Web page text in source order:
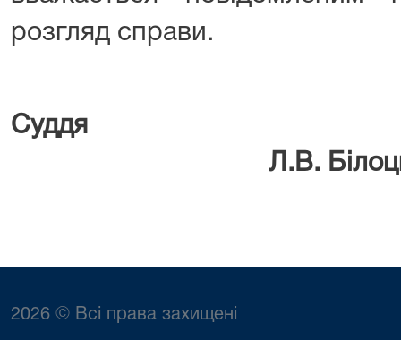
розгляд справи.
Л.В.
2026 © Всі права захищені